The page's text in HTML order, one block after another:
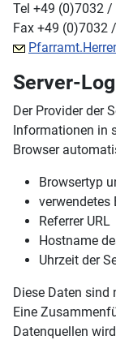
Tel +49 (0)7032 /
Fax +49 (0)7032
Server-
Der Provider der
Informationen in
Browser
Browsertyp
verwendetes
Referrer URL
Hostname
Uhrzeit der
Diese Daten sind
Eine
Datenquellen